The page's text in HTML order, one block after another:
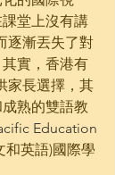
堂上沒有講
逐漸丟失了對
實，香港有
家長選擇，其
熟的雙語教
Education
和英語)國際學